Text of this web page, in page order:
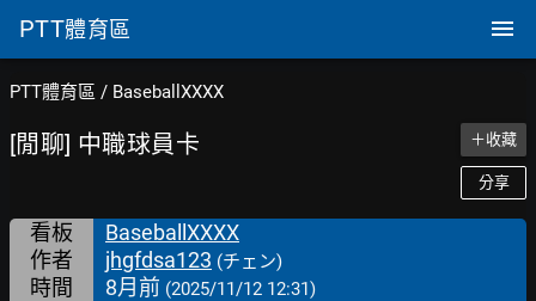
PTT體育區
PTT體育區 / BaseballXXXX
[閒聊] 中職球員卡 ＋收藏
分享
看板
BaseballXXXX
作者
jhgfdsa123 (チェン)
時間 8月前 (2025/11/12 12:31)